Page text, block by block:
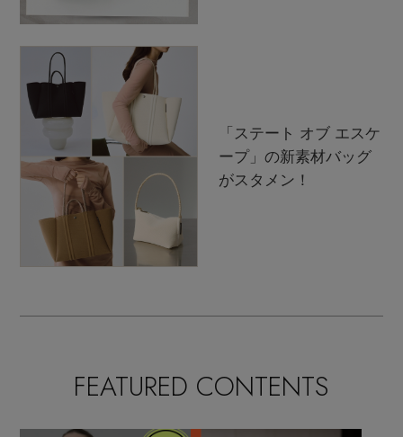
「ステート オブ エスケ
ープ」の新素材バッグ
がスタメン！
FEATURED CONTENTS